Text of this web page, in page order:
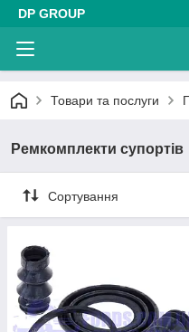
DP GROUP
Товари та послуги
Ремкомплекти супортів
Сортування